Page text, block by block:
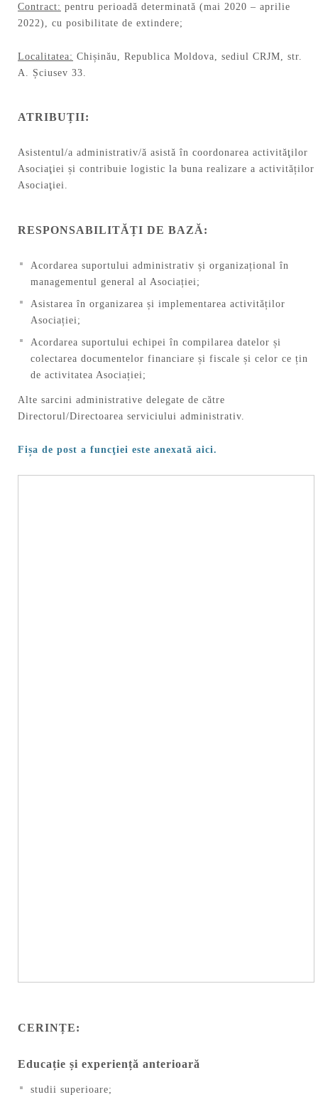
Contract: pentru perioadă determinată (mai 2020 – aprilie
2022), cu posibilitate de extindere;
Localitatea: Chișinău, Republica Moldova, sediul CRJM, str.
A. Șciusev 33.
ATRIBUȚII:
Asistentul/a administrativ/ă asistă în coordonarea activităţilor
Asociaţiei și contribuie logistic la buna realizare a activităților
Asociaţiei.
RESPONSABILITĂȚI DE BAZĂ:
Acordarea suportului administrativ și organizațional în
managementul general al Asociației;
Asistarea în organizarea și implementarea activităților
Asociației;
Acordarea suportului echipei în compilarea datelor și
colectarea documentelor financiare și fiscale și celor ce țin
de activitatea Asociației;
Alte sarcini administrative delegate de către
Directorul/Directoarea serviciului administrativ.
Fișa de post a funcţiei este anexată aici.
CERINȚE:
Educație și experiență anterioară
studii superioare;